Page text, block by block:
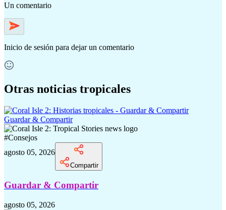
Un comentario
Inicio de sesión para dejar un comentario
Otras noticias tropicales
Guardar & Compartir
#Consejos
agosto 05, 2026
Compartir
Guardar & Compartir
agosto 05, 2026